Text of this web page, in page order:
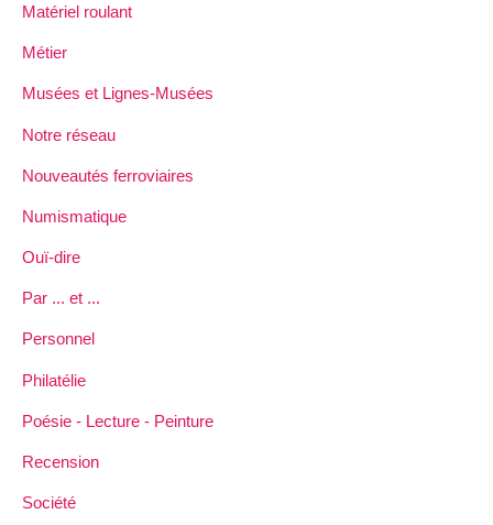
Matériel roulant
Métier
Musées et Lignes-Musées
Notre réseau
Nouveautés ferroviaires
Numismatique
Ouï-dire
Par ... et ...
Personnel
Philatélie
Poésie - Lecture - Peinture
Recension
Société